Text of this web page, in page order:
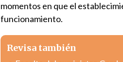
momentos en que el
funcionamiento.
Revisa también